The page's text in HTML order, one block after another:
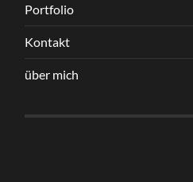
Portfolio
Kontakt
über mich